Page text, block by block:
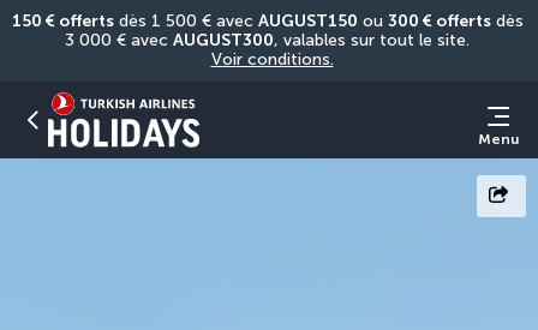
150 € offerts dès 1 500 € avec AUGUST150 ou 300 € offerts dès
3 000 € avec AUGUST300
Voir conditions.
Menu